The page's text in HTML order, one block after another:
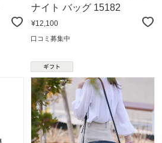
ナイト バッグ 15182
¥12,100
口コミ募集中